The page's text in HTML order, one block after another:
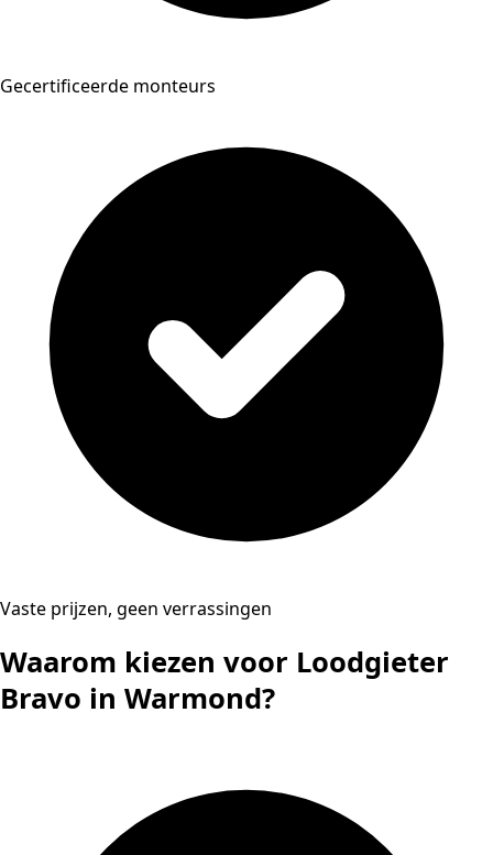
Gecertificeerde monteurs
Vaste prijzen, geen verrassingen
Waarom kiezen voor Loodgieter
Bravo in Warmond?